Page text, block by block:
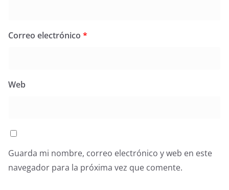
Correo electrónico *
Web
Guarda mi nombre, correo electrónico y web en este
navegador para la próxima vez que comente.